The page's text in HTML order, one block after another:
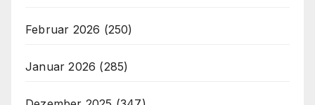
Februar 2026 (250)
Januar 2026 (285)